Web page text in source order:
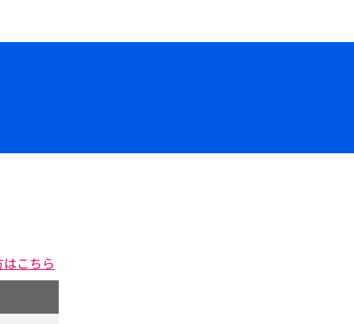
こちら